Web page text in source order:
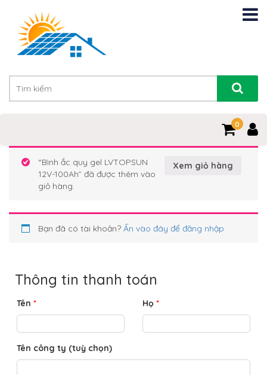
0
Xem giỏ hàng
“Bình ắc quy gel LVTOPSUN
12V-100Ah” đã được thêm vào
giỏ hàng.
Bạn đã có tài khoản? Ấn vào đây để đăng nhập
Thông tin thanh toán
Tên * Họ *
Tên công ty (tuỳ chọn)